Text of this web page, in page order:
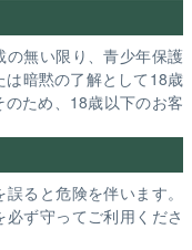
の無い限り、青少年保護
暗黙の了解として18歳
ため、18歳以下のお客
ると危険を伴います。
必ず守ってご利用くださ